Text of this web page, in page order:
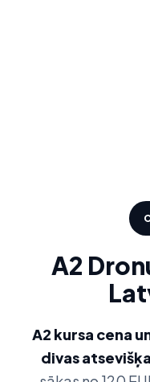
A2
A2 kursa cena
divas